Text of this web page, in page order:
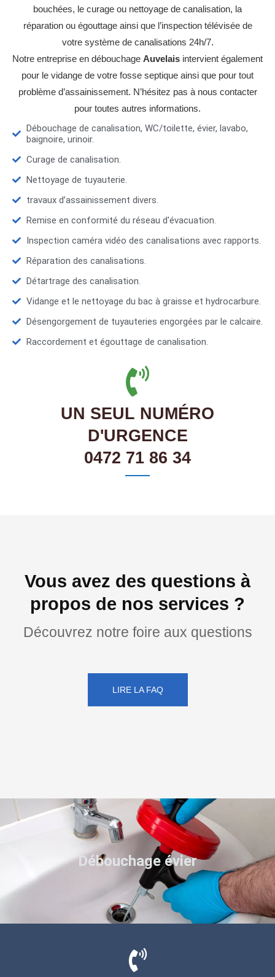
bouchées, le curage ou nettoyage de canalisation, la
réparation ou égouttage ainsi que l’inspection télévisée de
votre système de canalisations 24h/7.
Notre entreprise en débouchage Auvelais intervient également
pour le vidange de votre fosse septique ainsi que pour tout
problème d’assainissement. N’hésitez pas à nous contacter
pour toutes autres informations.
Débouchage de canalisation, WC/toilette, évier, lavabo,
baignoire, urinoir.
Curage de canalisation.
Nettoyage de tuyauterie.
travaux d’assainissement divers.
Remise en conformité du réseau d'évacuation.
Inspection caméra vidéo des canalisations avec rapports.
Réparation des canalisations.
Détartrage des canalisation.
Vidange et le nettoyage du bac à graisse et hydrocarbure.
Désengorgement de tuyauteries engorgées par le calcaire.
Raccordement et égouttage de canalisation.
UN SEUL NUMÉRO
D'URGENCE
0472 71 86 34
Vous avez des questions à
propos de nos services ?
Découvrez notre foire aux questions
LIRE LA FAQ
Débouchage évier